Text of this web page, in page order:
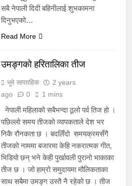
सबै नेपाली दिदी बहिनीलाई शुभकामना
दिनुभएको…
Read More
उमङ्गको हरितालिका तीज
भूमे साप्ताहिक
2 years
ago
0 1 mins
नेपाली महिलाको सबैभन्दा ठूलो पर्व तिज हो ।
पछिल्लो समय तीजको व्यापकताले देश भर
निकै रौनकता छ । बदलिँदो समयक्रमसँगै
तीजको नाममा बजारमा केहि नकरात्मक गीत,
भिडियो छन् भने केही पुर्खावली पुरानो भाकाका
तीज छ । जो हाम्रो समुदायमा मौलिकताका
साथ सबैमा उमङ्ग उस्तै नै रहेको छ । तीज